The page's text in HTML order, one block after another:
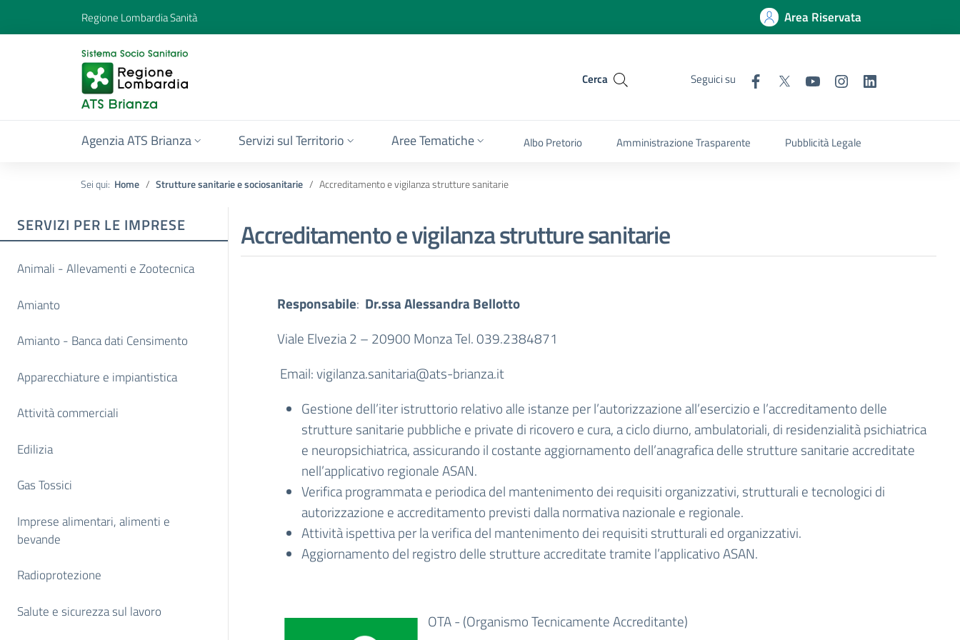
Regione Lombardia Sanità Area Riservata
Cerca Seguici su
Agenzia ATS Brianza Servizi sul Territorio Aree Tematiche Albo Pretorio Amministrazione Trasparente Pubblicità Legale
Sei qui: Home Strutture sanitarie e sociosanitarie Accreditamento e vigilanza strutture sanitarie
SERVIZI PER LE IMPRESE
Animali - Allevamenti e Zootecnica
Amianto
Amianto - Banca dati Censimento
Apparecchiature e impiantistica
Attività commerciali
Edilizia
Gas Tossici
Imprese alimentari, alimenti e
bevande
Radioprotezione
Salute e sicurezza sul lavoro
Accreditamento e vigilanza strutture sanitarie
Responsabile: Dr.ssa Alessandra Bellotto
Viale Elvezia 2 – 20900 Monza Tel. 039.2384871
Email:vigilanza.sanitaria@ats-brianza.it
Gestione dell’iter istruttorio relativo alle istanze per l’autorizzazione all’esercizio e l’accreditamento delle
strutture sanitarie pubbliche e private di ricovero e cura, a ciclo diurno, ambulatoriali, di residenzialità psichiatrica
e neuropsichiatrica, assicurando il costante aggiornamento dell’anagrafica delle strutture sanitarie accreditate
nell’applicativo regionale ASAN.
Verifica programmata e periodica del mantenimento dei requisiti organizzativi, strutturali e tecnologici di
autorizzazione e accreditamento previsti dalla normativa nazionale e regionale.
Attività ispettiva per la verifica del mantenimento dei requisiti strutturali ed organizzativi.
Aggiornamento del registro delle strutture accreditate tramite l’applicativo ASAN.
OTA - (Organismo Tecnicamente Accreditante)